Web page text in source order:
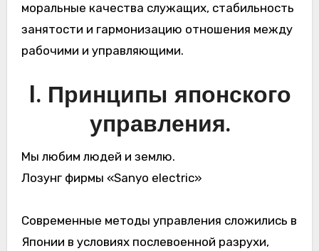
моральные качества служащих, стабильность
занятости и гармонизацию отношения между
рабочими и управляющими.
I. Принципы японского
управления.
Мы любим людей и землю.
Лозунг фирмы «Sanyo electric»
Современные методы управления сложились в
Японии в условиях послевоенной разрухи,